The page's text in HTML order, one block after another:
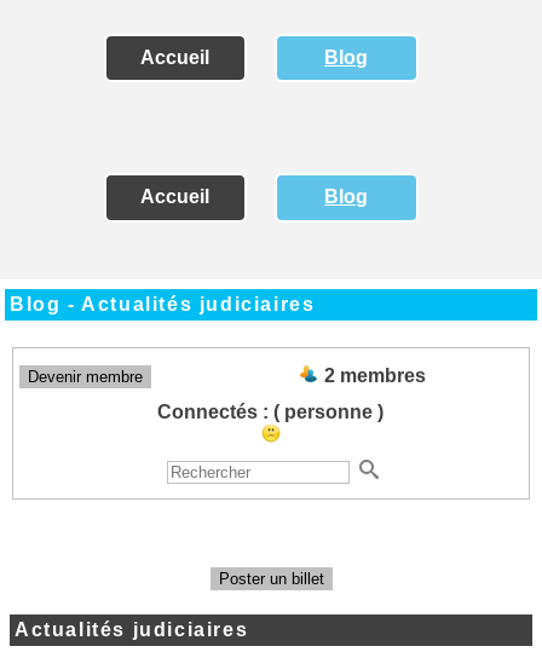
Accueil Blog
Accueil Blog
Blog - Actualités judiciaires
Devenir membre
2 membres
Connectés : ( personne )
Poster un billet
Actualités judiciaires